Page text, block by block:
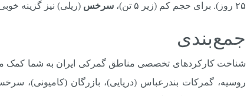
۲۵ روز). برای حجم کم (زیر ۵ تن)،
سرخس (ریلی) نیز گزینه
جمع‌بندی
شناخت کارکردهای تخصصی مناطق گمرکی ایران به شما کمک
روسیه، گمرکات بندرعباس (دریایی)، بازرگان (کامیونی)،